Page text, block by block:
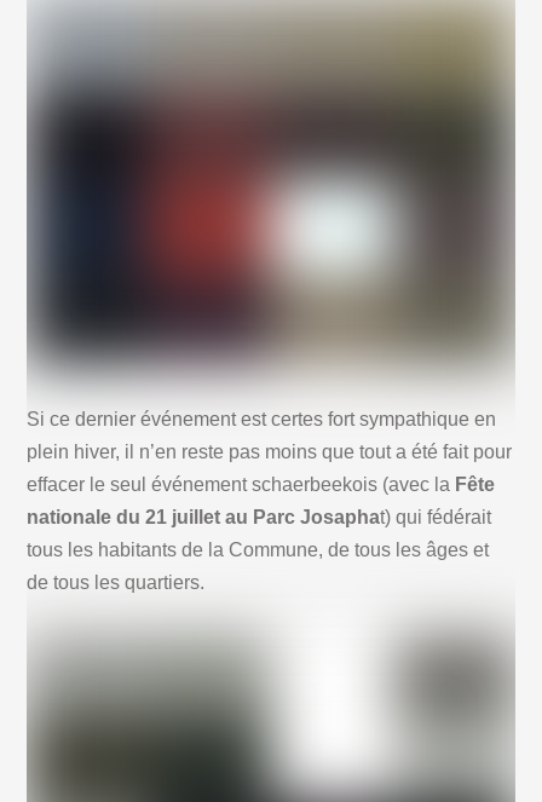
Si ce dernier événement est certes fort sympathique en
plein hiver, il n’en reste pas moins que tout a été fait pour
effacer le seul événement schaerbeekois (avec la Fête
nationale du 21 juillet au Parc Josaphat) qui fédérait
tous les habitants de la Commune, de tous les âges et
de tous les quartiers.